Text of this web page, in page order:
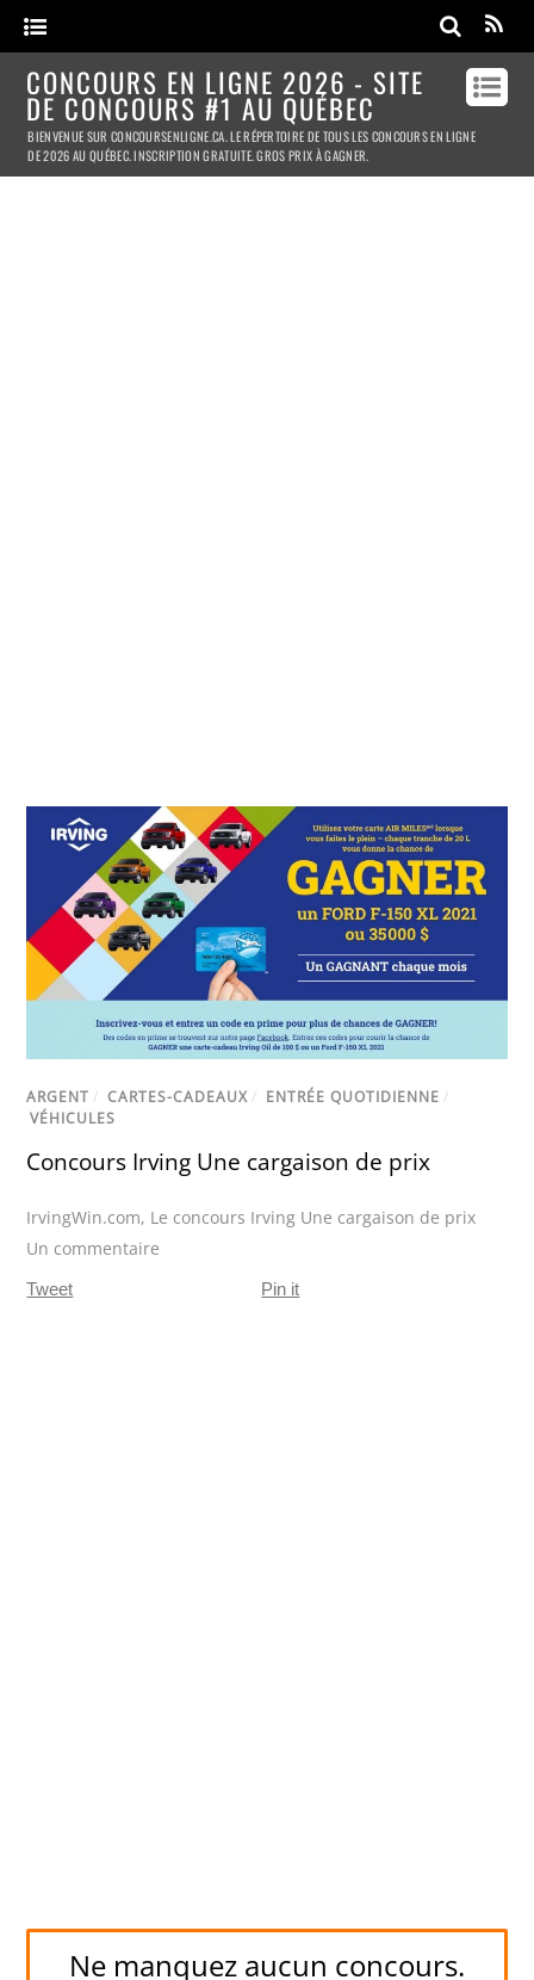
CONCOURS EN LIGNE 2026 - SITE
DE CONCOURS #1 AU QUÉBEC
BIENVENUE SUR CONCOURSENLIGNE.CA. LE RÉPERTOIRE DE TOUS LES CONCOURS EN LIGNE
DE 2026 AU QUÉBEC. INSCRIPTION GRATUITE. GROS PRIX À GAGNER.
ARGENT / CARTES-CADEAUX / ENTRÉE QUOTIDIENNE /
VÉHICULES
Concours Irving Une cargaison de prix
IrvingWin.com, Le concours Irving Une cargaison de prix
Un commentaire
Tweet Pin it
Ne manquez aucun concours.